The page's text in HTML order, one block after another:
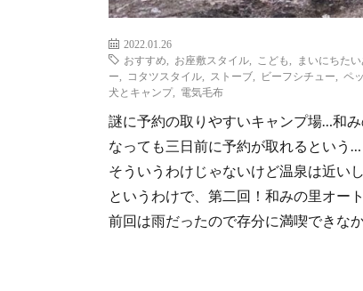
2022.01.26
おすすめ
お座敷スタイル こども まいにちたい
ー
コタツスタイル ストーブ ビーフシチュー ペ
犬とキャンプ, 電気毛布
謎に予約の取りやすいキャンプ場…和
なっても三日前に予約が取れるという
そういうわけじゃないけど温泉は近い
というわけで、第二回！和みの里オー
前回は雨だったので存分に満喫できな